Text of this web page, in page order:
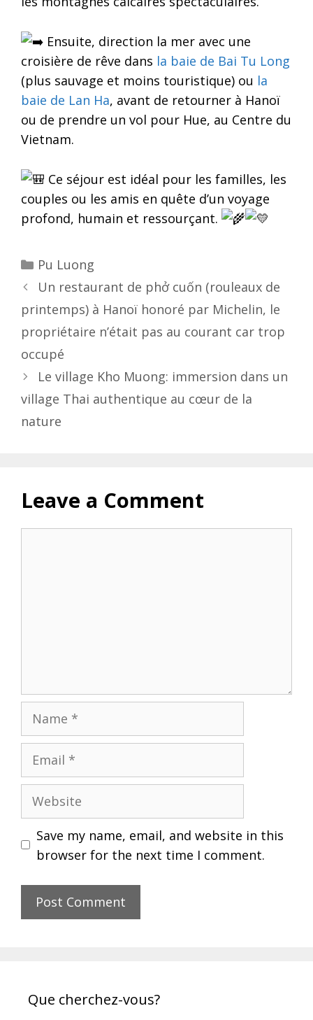
Ensuite, direction la mer avec une
croisière de rêve dans la baie de Bai Tu Long
(plus sauvage et moins touristique) ou la
baie de Lan Ha, avant de retourner à Hanoï
ou de prendre un vol pour Hue, au Centre du
Vietnam.
Ce séjour est idéal pour les familles, les
couples ou les amis en quête d’un voyage
profond, humain et ressourçant.
Categories
Pu Luong
Post
navigation
Un restaurant de phở cuốn (rouleaux de
printemps) à Hanoï honoré par Michelin, le
propriétaire n’était pas au courant car trop
occupé
Le village Kho Muong: immersion dans un
village Thai authentique au cœur de la
nature
Leave a Comment
Name
Email
Website
Save my name, email, and website in this
browser for the next time I comment.
Que cherchez-vous?